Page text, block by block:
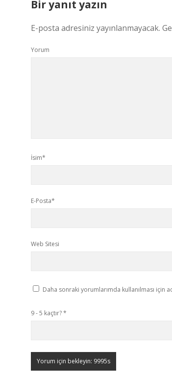
Bir yanıt yazın
E-posta adresiniz yayınlanmayacak.
Yorum
İsim*
E-Posta*
Web Sitesi
Daha sonraki yorumlarımda kullanılması için
9 - 5 kaçtır?*